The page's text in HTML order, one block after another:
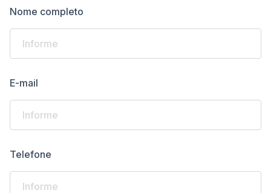
Nome completo
E-mail
Telefone